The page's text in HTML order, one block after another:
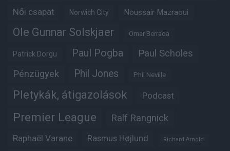
Női csapat Norwich City Noussair Mazraoui
Ole Gunnar Solskjaer Omar Berrada
Patrick Dorgu Paul Pogba Paul Scholes
Pénzügyek Phil Jones Phil Neville
Pletykák, átigazolások Podcast
Premier League Ralf Rangnick
Raphaël Varane Rasmus Højlund Richard Arnold